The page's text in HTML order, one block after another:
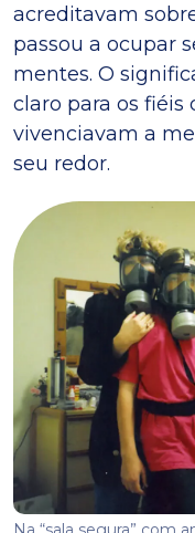
acreditavam
passou a ocupar
mentes. O
claro para os fiéis
vivenciavam a
seu redor.